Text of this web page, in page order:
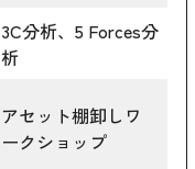
3C分析、5 Forces分
析
アセット棚卸しワ
ークショップ